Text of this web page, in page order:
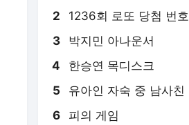
2 1236회 로또 당첨 번호
3 박지민 아나운서
4 한승연 목디스크
5 유아인 자숙 중 남사친
6 피의 게임